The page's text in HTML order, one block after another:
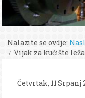
Nalazite se ovdje:
Vijak za kućište
Četvrtak, 11 Srpanj